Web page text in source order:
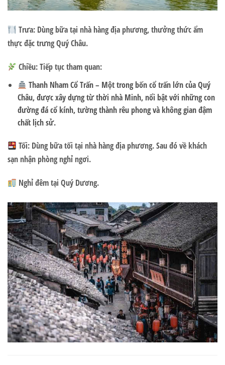
Trưa: Dùng bữa tại nhà hàng địa phương, thưởng thức ẩm
thực đặc trưng Quý Châu.
Chiều:Tiếp tục tham quan:
Thanh Nham Cổ Trấn– Một trong bốn cổ trấn lớn của Quý
Châu, được xây dựng từ thời nhà Minh, nổi bật với những con
đường đá cổ kính, tường thành rêu phong và không gian đậm
chất lịch sử.
Tối: Dùng bữa tối tại nhà hàng địa phương. Sau đó về khách
sạn nhận phòng nghỉ ngơi.
Nghỉ đêm tại Quý Dương.